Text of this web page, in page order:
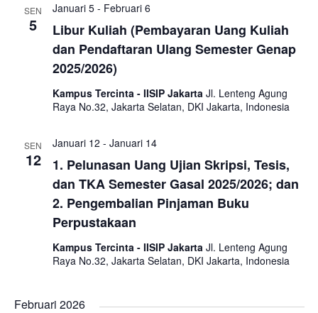
SEN
5
Libur Kuliah (Pembayaran Uang Kuliah
dan Pendaftaran Ulang Semester Genap
2025/2026)
Januari 5- Februari 6
Kampus Tercinta - IISIP Jakarta Jl. Lenteng Agung
Raya No.32, Jakarta Selatan, DKI Jakarta, Indonesia
SEN
12
1. Pelunasan Uang Ujian Skripsi, Tesis,
dan TKA Semester Gasal 2025/2026; dan
2. Pengembalian Pinjaman Buku
Perpustakaan
Januari 12 - Januari 14
Kampus Tercinta - IISIP Jakarta Jl. Lenteng Agung
Raya No.32, Jakarta Selatan, DKI Jakarta, Indonesia
Februari 2026